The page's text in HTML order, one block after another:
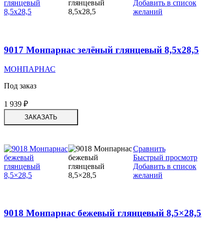
Добавить в список
желаний
9017 Монпарнас зелёный глянцевый 8,5х28,5
МОНПАРНАС
Под заказ
1 939 ₽
ЗАКАЗАТЬ
Сравнить
Быстрый просмотр
Добавить в список
желаний
9018 Монпарнас бежевый глянцевый 8,5×28,5